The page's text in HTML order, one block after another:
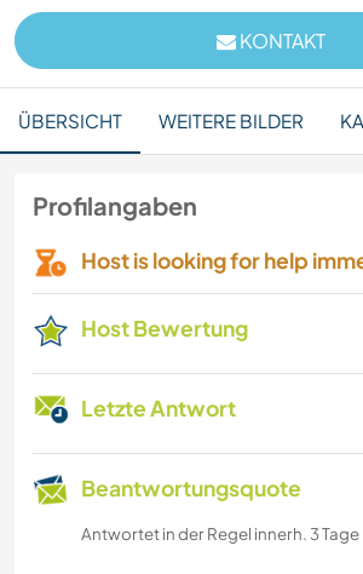
KONTAKT
ÜBERSICHT WEITERE BILDER
Profilangaben
Host is looking for help
Host Bewertung
Letzte Antwort
Beantwortungsquote
Antwortet in der Regel innerh. 3 Tage